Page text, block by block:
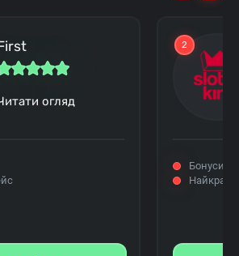
огляд
2
Бонуси
Найкращі